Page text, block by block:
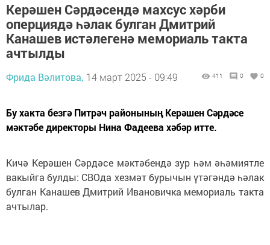
Керәшен Сәрдәсендә махсус хәрби
оперциядә һәлак булган Дмитрий
Канашев истәлегенә мемориаль такта
ачтылды
Фрида Вәлитова, 14 март 2025 - 09:49 411 0 0
Бу хакта безгә Питрәч районының Керәшен Сәрдәсе
мәктәбе директоры Нина Фадеева хәбәр итте.
Кичә Керәшен Сәрдәсе мәктәбендә зур һәм әһәмиятле
вакыйга булды: СВОда хезмәт бурычын үтәгәндә һәлак
булган Канашев Дмитрий Ивановичка мемориаль такта
ачтылар.